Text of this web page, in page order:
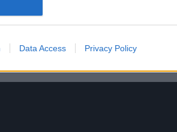
Data Access Privacy Policy
Rheinmetall παρουσίασε μια ιδέα
ραντάρ πολλαπλών αποστολών